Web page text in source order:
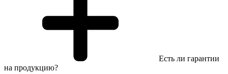
Есть ли гарантии
на продукцию?